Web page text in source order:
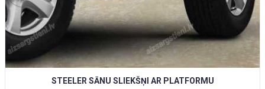
STEELER SĀNU SLIEKŠŅI AR PLATFORMU